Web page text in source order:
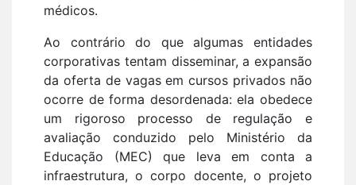
médicos.
Ao contrário do que algumas entidades
corporativas tentam disseminar, a expansão
da oferta de vagas em cursos privados não
ocorre de forma desordenada: ela obedece
um rigoroso processo de regulação e
avaliação conduzido pelo Ministério da
Educação (MEC) que leva em conta a
infraestrutura, o corpo docente, o projeto